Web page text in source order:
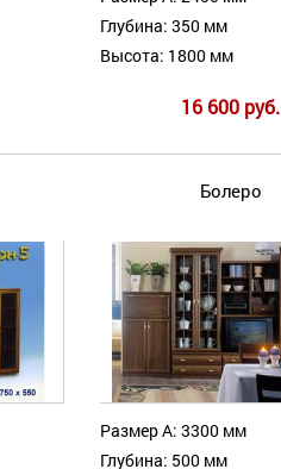
Глубина: 350 мм
Высота: 1800 мм
16 600 руб.
Болеро
Размер А: 3300 мм
Глубина: 500 мм